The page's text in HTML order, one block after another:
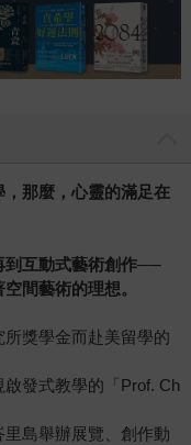
，那麼，心靈的滿足在
到互動式藝術創作──
間藝術的理想。
獎學金而赴美留學的
發式教學的「Prof. Ch
島舉辦展覽、創作動